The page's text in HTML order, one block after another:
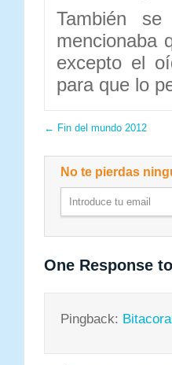
También
mencionaba
excepto el
para que lo
← Fin del mundo 2012
No te pierdas
One Response to
Pingback: